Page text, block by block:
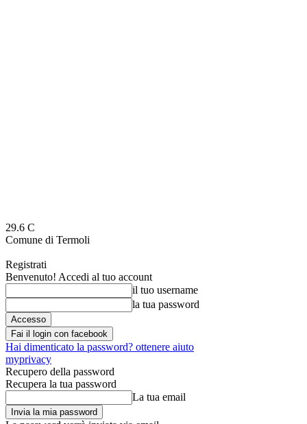
29.6 C
Comune di Termoli
Registrati
Benvenuto! Accedi al tuo account
il tuo username
la tua password
Fai il login con facebook
Hai dimenticato la password? ottenere aiuto
myprivacy
Recupero della password
Recupera la tua password
La tua email